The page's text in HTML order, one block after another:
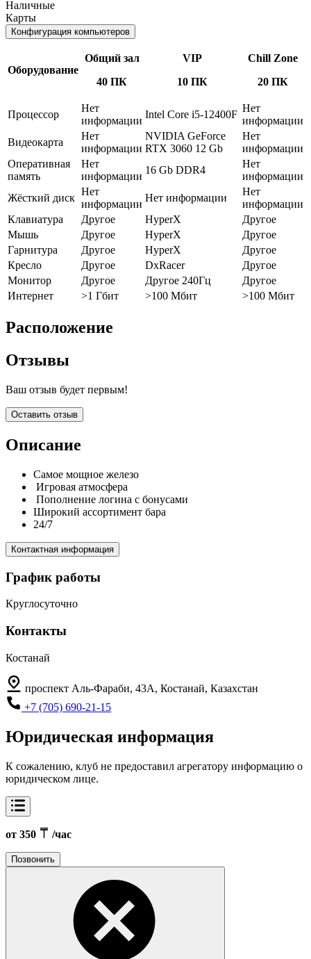
Наличные
Карты
Конфигурация компьютеров
Оборудование
Общий зал
40 ПК
VIP
10 ПК
Chill Zone
20 ПК
Процессор
Нет
информации
Intel Core i5-12400F
Нет
информации
Видеокарта
Нет
информации
NVIDIA GeForce
RTX 3060 12 Gb
Нет
информации
Оперативная
память
Нет
информации
16 Gb DDR4
Нет
информации
Жёсткий диск
Нет
информации
Нет информации
Нет
информации
Клавиатура
Другое HyperX
Другое
Мышь
Другое HyperX
Другое
Гарнитура
Другое HyperX
Другое
Кресло
Другое DxRacer
Другое
Монитор
Другое Другое 240Гц
Другое
Интернет
>1 Гбит >100 Мбит >100 Мбит
Расположение
Отзывы
Ваш отзыв будет первым!
Оставить отзыв
Описание
Самое мощное железо
Игровая атмосфера
Пополнение логина с бонусами
Широкий ассортимент бара
24/7
Контактная информация
График работы
Круглосуточно
Контакты
Костанай
проспект Аль-Фараби, 43А, Костанай, Казахстан
+7 (705) 690-21-15
Юридическая информация
К сожалению, клуб не предоставил агрегатору информацию о
юридическом лице.
от 350 /час
Позвонить